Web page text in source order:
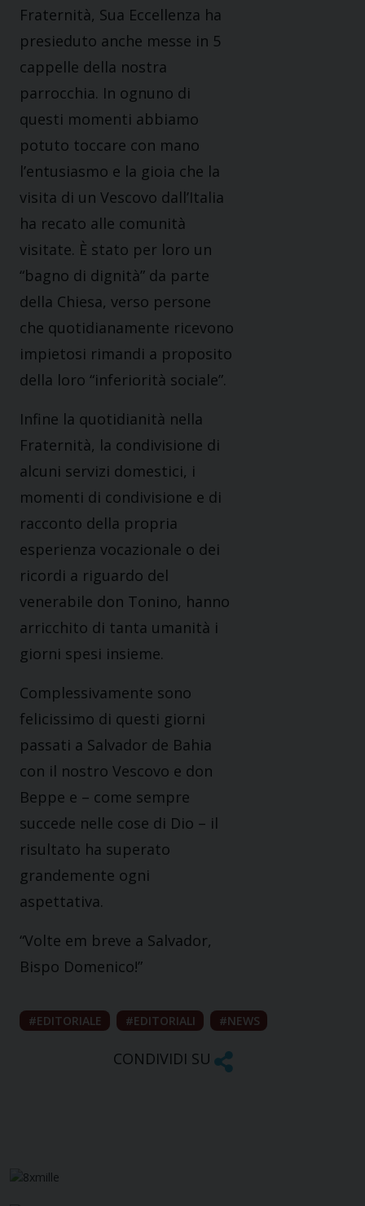
Fraternità, Sua Eccellenza ha
presieduto anche messe in 5
cappelle della nostra
parrocchia. In ognuno di
questi momenti abbiamo
potuto toccare con mano
l’entusiasmo e la gioia che la
visita di un Vescovo dall’Italia
ha recato alle comunità
visitate. È stato per loro un
“bagno di dignità” da parte
della Chiesa, verso persone
che quotidianamente ricevono
impietosi rimandi a proposito
della loro “inferiorità sociale”.
Infine la quotidianità nella
Fraternità, la condivisione di
alcuni servizi domestici, i
momenti di condivisione e di
racconto della propria
esperienza vocazionale o dei
ricordi a riguardo del
venerabile don Tonino, hanno
arricchito di tanta umanità i
giorni spesi insieme.
Complessivamente sono
felicissimo di questi giorni
passati a Salvador de Bahia
con il nostro Vescovo e don
Beppe e – come sempre
succede nelle cose di Dio – il
risultato ha superato
grandemente ogni
aspettativa.
“Volte em breve a Salvador,
Bispo Domenico!”
EDITORIALE EDITORIALI NEWS
CONDIVIDI SU